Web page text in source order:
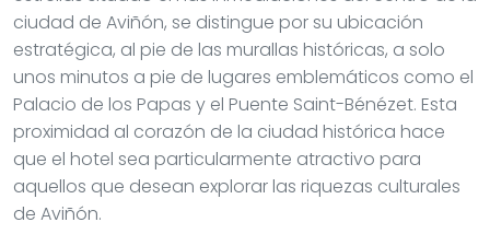
ciudad de Aviñón, se distingue por su ubicación
estratégica, al pie de las murallas históricas, a solo
unos minutos a pie de lugares emblemáticos como el
Palacio de los Papas y el Puente Saint-Bénézet. Esta
proximidad al corazón de la ciudad histórica hace
que el hotel sea particularmente atractivo para
aquellos que desean explorar las riquezas culturales
de Aviñón.